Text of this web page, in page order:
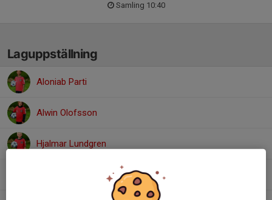
Samling 10:40
Laguppställning
Aloniab Parti
Alwin Olofsson
Hjalmar Lundgren